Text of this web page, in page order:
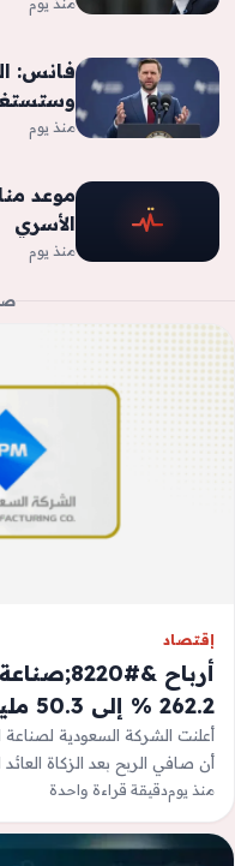
أساسي
فانس:
منذ يوم
موعد
الأسري
منذ يوم
إقتصاد
الثاني 2026
ريال في الربع الثاني…
منذ يومدقيقة قراءة واحدة